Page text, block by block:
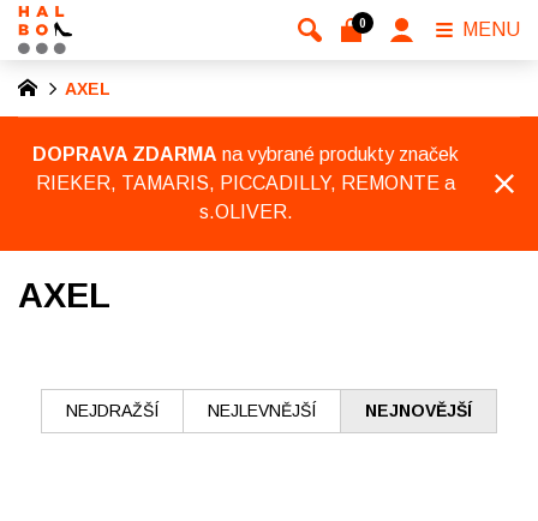
AXEL
DOPRAVA ZDARMA na vybrané produkty značek
RIEKER, TAMARIS, PICCADILLY, REMONTE a
s.OLIVER.
AXEL
NEJDRAŽŠÍ NEJLEVNĚJŠÍ NEJNOVĚJŠÍ
0 MENU